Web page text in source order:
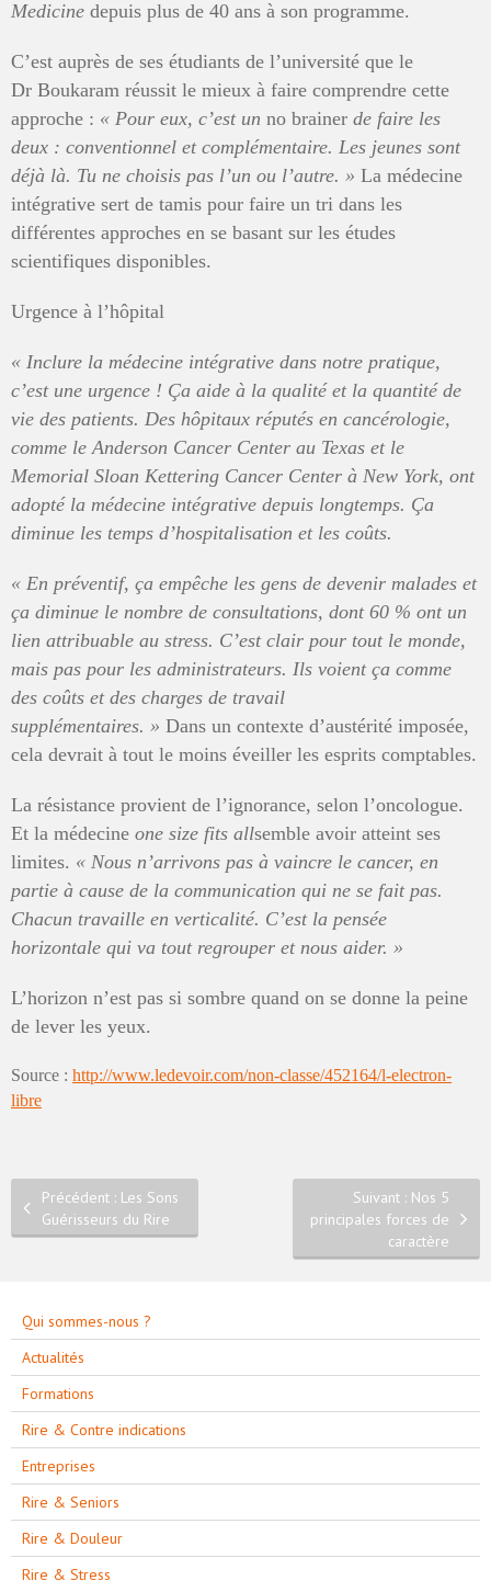
Medicine depuis plus de 40 ans à son programme.
C’est auprès de ses étudiants de l’université que le
Dr Boukaram réussit le mieux à faire comprendre cette
approche : « Pour eux, c’est un no brainer de faire les
deux : conventionnel et complémentaire. Les jeunes sont
déjà là. Tu ne choisis pas l’un ou l’autre. » La médecine
intégrative sert de tamis pour faire un tri dans les
différentes approches en se basant sur les études
scientifiques disponibles.
Urgence à l’hôpital
« Inclure la médecine intégrative dans notre pratique,
c’est une urgence ! Ça aide à la qualité et la quantité de
vie des patients. Des hôpitaux réputés en cancérologie,
comme le Anderson Cancer Center au Texas et le
Memorial Sloan Kettering Cancer Center à New York, ont
adopté la médecine intégrative depuis longtemps. Ça
diminue les temps d’hospitalisation et les coûts.
« En préventif, ça empêche les gens de devenir malades et
ça diminue le nombre de consultations, dont 60 % ont un
lien attribuable au stress. C’est clair pour tout le monde,
mais pas pour les administrateurs. Ils voient ça comme
des coûts et des charges de travail
supplémentaires. » Dans un contexte d’austérité imposée,
cela devrait à tout le moins éveiller les esprits comptables.
La résistance provient de l’ignorance, selon l’oncologue.
Et la médecine one size fits allsemble avoir atteint ses
limites. « Nous n’arrivons pas à vaincre le cancer, en
partie à cause de la communication qui ne se fait pas.
Chacun travaille en verticalité. C’est la pensée
horizontale qui va tout regrouper et nous aider. »
L’horizon n’est pas si sombre quand on se donne la peine
de lever les yeux.
Source : http://www.ledevoir.com/non-classe/452164/l-electron-
libre
Précédent : Les Sons
Guérisseurs du Rire
Suivant : Nos 5
principales forces de
caractère
Qui sommes-nous ?
Actualités
Formations
Rire & Contre indications
Entreprises
Rire & Seniors
Rire & Douleur
Rire & Stress